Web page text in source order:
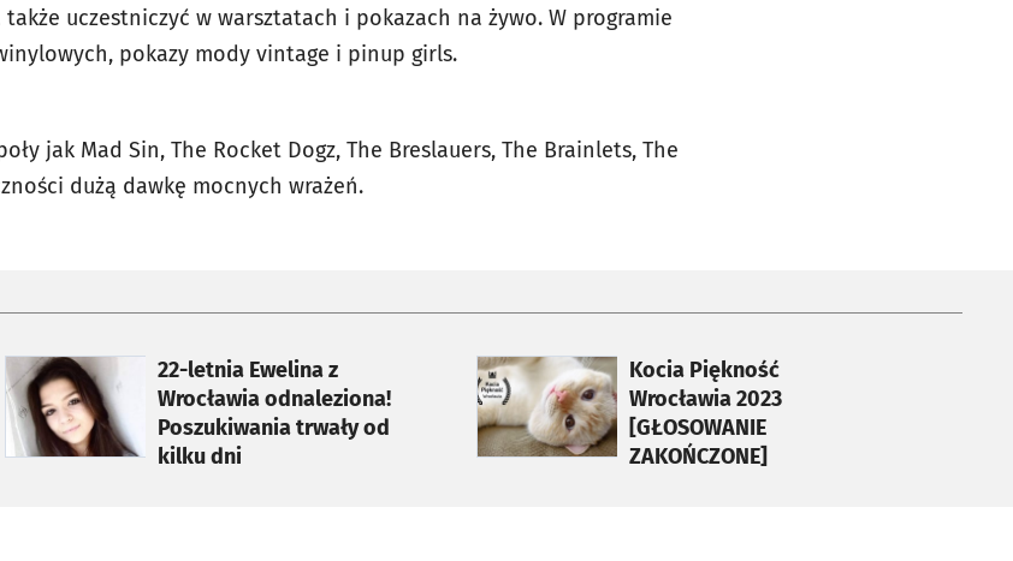
uczestniczyć w warsztatach i pokazach na żywo. W programie
pokazy mody vintage i pinup girls.
jak Mad Sin, The Rocket Dogz, The Breslauers, The Brainlets, The
dużą dawkę mocnych wrażeń.
22-letnia Ewelina z
Wrocławia odnaleziona!
Poszukiwania trwały od
kilku dni
otworzy się w nowej karcie
Kocia Piękność
Wrocławia 2023
[GŁOSOWANIE
ZAKOŃCZONE]
otworzy się w nowej karcie